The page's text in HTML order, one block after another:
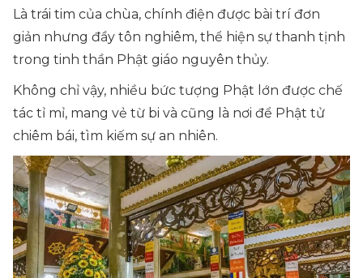
Là trái tim của chùa, chính điện được bài trí đơn
giản nhưng đầy tôn nghiêm, thể hiện sự thanh tịnh
trong tinh thần Phật giáo nguyên thủy.
Không chỉ vậy, nhiều bức tượng Phật lớn được chế
tác tỉ mỉ, mang vẻ từ bi và cũng là nơi để Phật tử
chiêm bái, tìm kiếm sự an nhiên.